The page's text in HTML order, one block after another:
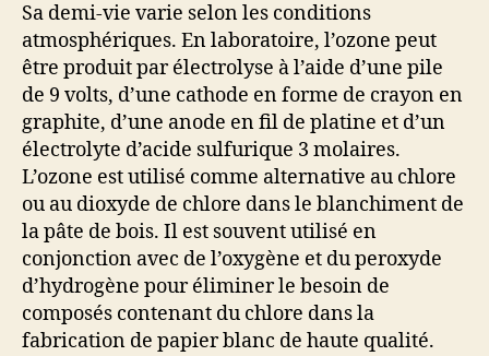
Sa demi-vie varie selon les conditions
atmosphériques. En laboratoire, l’ozone peut
être produit par électrolyse à l’aide d’une pile
de 9 volts, d’une cathode en forme de crayon en
graphite, d’une anode en fil de platine et d’un
électrolyte d’acide sulfurique 3 molaires.
L’ozone est utilisé comme alternative au chlore
ou au dioxyde de chlore dans le blanchiment de
la pâte de bois. Il est souvent utilisé en
conjonction avec de l’oxygène et du peroxyde
d’hydrogène pour éliminer le besoin de
composés contenant du chlore dans la
fabrication de papier blanc de haute qualité.